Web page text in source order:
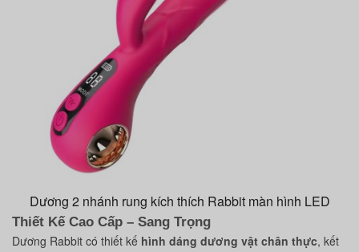
Dương 2 nhánh rung kích thích Rabbit màn hình LED
Thiết Kế Cao Cấp – Sang Trọng
Dương Rabbit có thiết kế hình dáng dương vật chân thực, kết